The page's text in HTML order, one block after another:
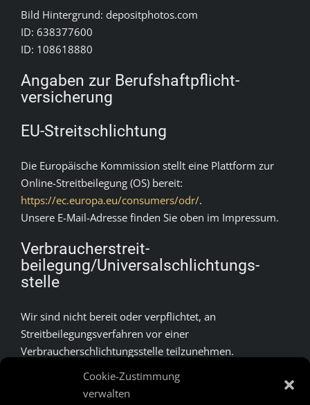
Cookie-Zustimmung
verwalten
Bild Hintergrund: depositphotos.com
ID: 638377600
ID: 108618880
Angaben zur Berufs­haftpflicht­
versicherung
EU-Streitschlichtung
Die Europäische Kommission stellt eine Plattform zur
Online-Streitbeilegung (OS) bereit:
https://ec.europa.eu/consumers/odr/.
Unsere E-Mail-Adresse finden Sie oben im Impressum.
Verbraucher­streit­
beilegung/Universal­schlichtungs­
stelle
Wir sind nicht bereit oder verpflichtet, an
Streitbeilegungsverfahren vor einer
Verbraucherschlichtungsstelle teilzunehmen.
https://www.e-recht24.de/impressum-
generator.html